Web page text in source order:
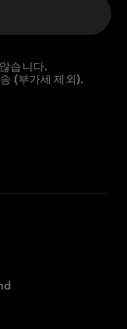
습니다.
(부가세 제외).